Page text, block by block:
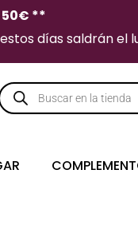
**
días saldrán el
Búsqueda
productos